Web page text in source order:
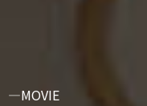
MOVIE